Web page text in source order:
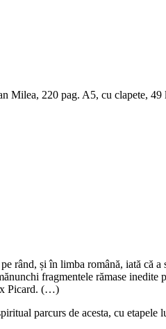
Milea, 220 pag. A5, cu
rând, și în limba română, iată
fragmentele rămase
Picard. (…)
parcurs de acesta, cu